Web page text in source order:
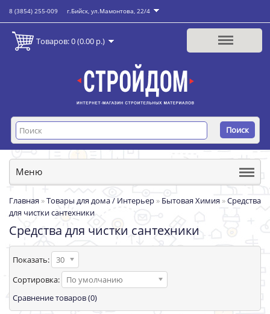
8 (3854) 255-009 г.Бийск, ул.Мамонтова, 22/4
Товаров: 0 (0.00 р.)
Поиск
Меню
Главная »Товары для дома / Интерьер » Бытовая Химия »Средства
для чистки сантехники
Средства для чистки сантехники
Показать:
30
Сортировка:
По умолчанию
Сравнение товаров (0)